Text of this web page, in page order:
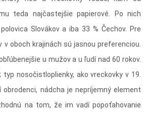
teda najčastejšie papierové. Po nich
Slovákov a iba 33 % Čechov. Pre
v oboch krajinách sú jasnou preferenciou.
u mužov a u ľudí nad 60 rokov.
typ nosočistloplienky, ako vreckovky v 19.
nádcha je nepríjemný element
na tom, že im vadí popoťahovanie